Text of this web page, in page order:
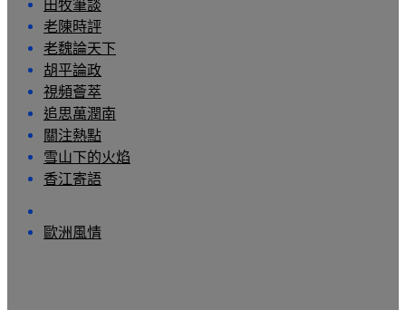
田牧筆談
老陳時評
老魏論天下
胡平論政
視頻薈萃
追思萬潤南
關注熱點
雪山下的火焰
香江寄語
歐洲風情